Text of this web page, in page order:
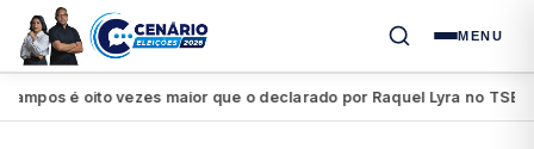
MENU
é oito vezes maior que o declarado por Raquel Lyra no TSE ●